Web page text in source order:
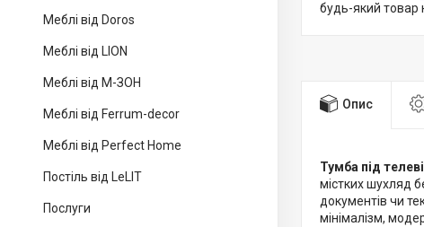
Меблі від Doros
Меблі від LION
Меблі від М-ЗОН
Меблі від Ferrum-decor
Меблі від Perfect Home
Постіль від LeLIT
Послуги
будь-який товар
Опис
Тумба під
містких шухляд
документів чи
мінімалізм,